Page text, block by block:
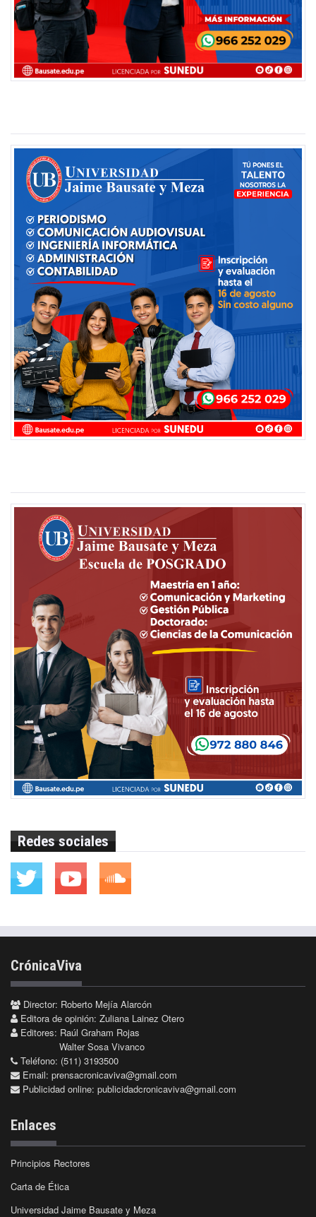
Redes sociales
CrónicaViva
Director: Roberto Mejía Alarcón
Editora de opinión: Zuliana Lainez Otero
Editores: Raúl Graham Rojas
Walter Sosa Vivanco
Teléfono: (511) 3193500
Email: prensacronicaviva@gmail.com
Publicidad online: publicidadcronicaviva@gmail.com
Enlaces
Principios Rectores
Carta de Ética
Universidad Jaime Bausate y Meza